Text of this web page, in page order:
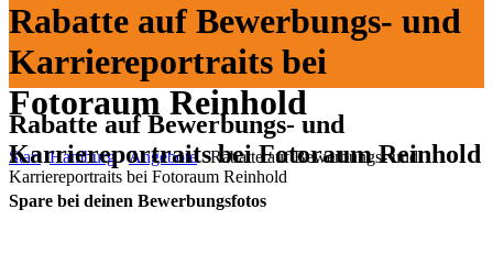
Rabatte auf Bewerbungs- und
Karriereportraits bei
Fotoraum Reinhold
Start Hamburg Angebote
Rabatte auf Bewerbungs- und
Karriereportraits bei Fotoraum Reinhold
Rabatte auf Bewerbungs- und
Karriereportraits bei Fotoraum Reinhold
Spare bei deinen Bewerbungsfotos